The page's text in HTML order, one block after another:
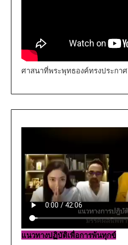
ศาสนาที่พระพุทธองค์ทรงประกาศ
แนวทางปฏิบัติเพื่อการพ้นทุกข์